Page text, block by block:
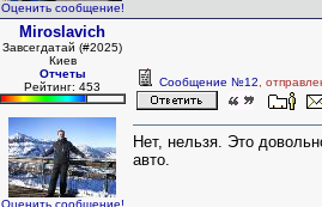
Оценить сообщение!
Miroslavich
Завсегдатай (#2025)
Киев
Отчеты
Рейтинг: 453
Оценить сообщение!
Сообщение №12 ,
Нет, нельзя. Это
авто.